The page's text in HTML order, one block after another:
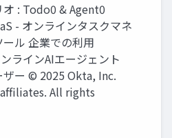
: Todo0 & Agent0
- オンラインタスクマネ
ル 企業での利用
ラインAIエージェント
ザー © 2025 Okta, Inc.
All rights